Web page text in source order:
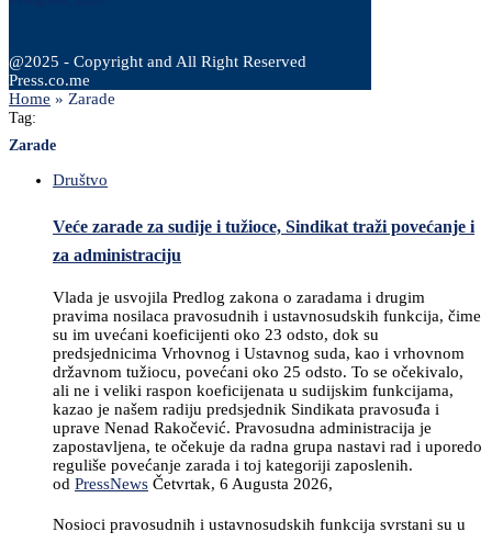
@2025 - Copyright and All Right Reserved
Press.co.me
Home » Zarade
Tag:
Zarade
Društvo
Veće zarade za sudije i tužioce, Sindikat traži povećanje i
za administraciju
Vlada je usvojila Predlog zakona o zaradama i drugim
pravima nosilaca pravosudnih i ustavnosudskih funkcija, čime
su im uvećani koeficijenti oko 23 odsto, dok su
predsjednicima Vrhovnog i Ustavnog suda, kao i vrhovnom
državnom tužiocu, povećani oko 25 odsto. To se očekivalo,
ali ne i veliki raspon koeficijenata u sudijskim funkcijama,
kazao je našem radiju predsjednik Sindikata pravosuđa i
uprave Nenad Rakočević. Pravosudna administracija je
zapostavljena, te očekuje da radna grupa nastavi rad i uporedo
reguliše povećanje zarada i toj kategoriji zaposlenih.
od PressNews Četvrtak, 6 Augusta 2026,
Nosioci pravosudnih i ustavnosudskih funkcija svrstani su u